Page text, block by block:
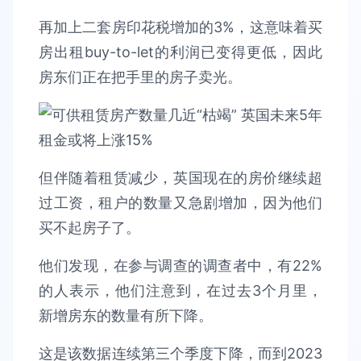
再加上二套房印花税增加的3%，这意味着买
房出租buy-to-let的利润已变得更低，因此
房东们正在把手里的房子卖光。
但伴随着租赁减少，英国现在的房价继续超
过工资，租户的数量又急剧增加，因为他们
买不起房子了。
他们发现，在参与调查的调查者中，有22%
的人表示，他们注意到，在过去3个月里，
新增房东的数量有所下降。
这是该数据连续第三个季度下降，而到2023